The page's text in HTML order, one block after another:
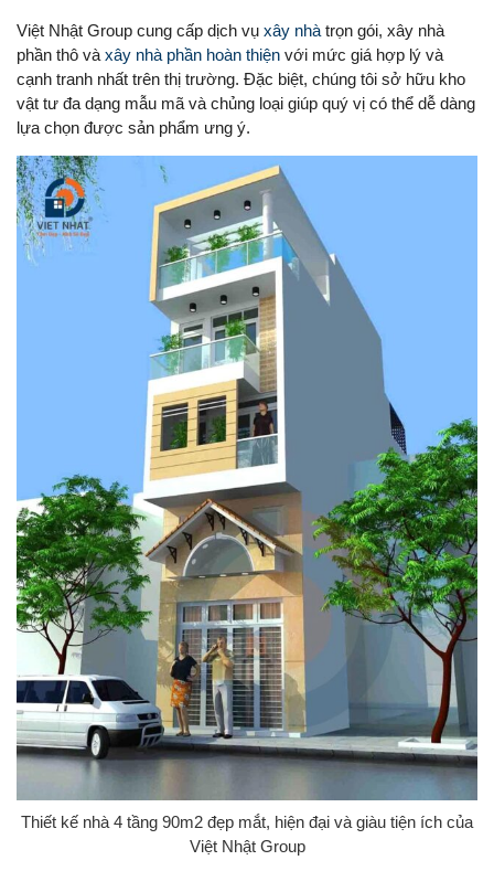
Việt Nhật Group cung cấp dịch vụ xây nhà trọn gói, xây nhà
phần thô và xây nhà phần hoàn thiện với mức giá hợp lý và
cạnh tranh nhất trên thị trường. Đặc biệt, chúng tôi sở hữu kho
vật tư đa dạng mẫu mã và chủng loại giúp quý vị có thể dễ dàng
lựa chọn được sản phẩm ưng ý.
Thiết kế nhà 4 tầng 90m2 đẹp mắt, hiện đại và giàu tiện ích của
Việt Nhật Group